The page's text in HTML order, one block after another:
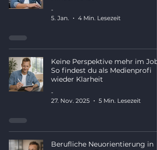
-
5. Jan.
4 Min. Lesezeit
Keine Perspektive mehr im Job?
So findest du als Medienprofi
wieder Klarheit
-
27. Nov. 2025
5 Min. Lesezeit
Berufliche Neuorientierung in